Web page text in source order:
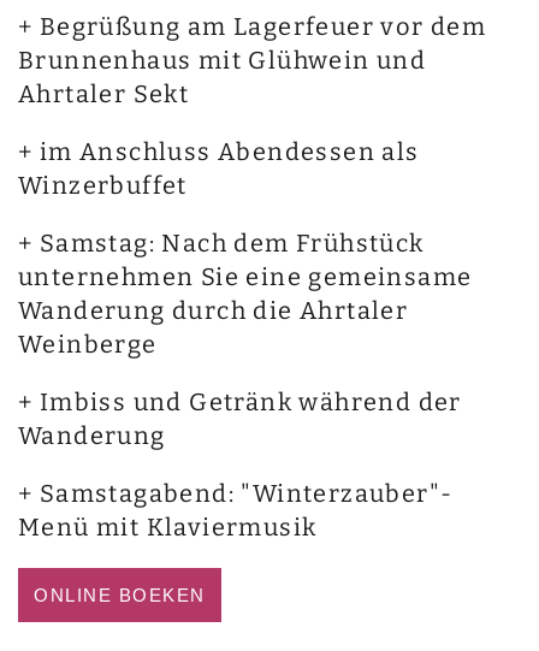
+ Begrüßung am Lagerfeuer vor dem
Brunnenhaus mit Glühwein und
Ahrtaler Sekt
+ im Anschluss Abendessen als
Winzerbuffet
+ Samstag: Nach dem Frühstück
unternehmen Sie eine gemeinsame
Wanderung durch die Ahrtaler
Weinberge
+ Imbiss und Getränk während der
Wanderung
+ Samstagabend: "Winterzauber"-
Menü mit Klaviermusik
ONLINE BOEKEN